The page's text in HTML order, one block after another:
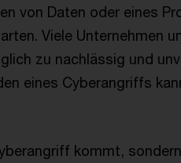
von Daten oder eines
Viele Unternehmen
zu nachlässig und
eines Cyberangriffs
kommt,